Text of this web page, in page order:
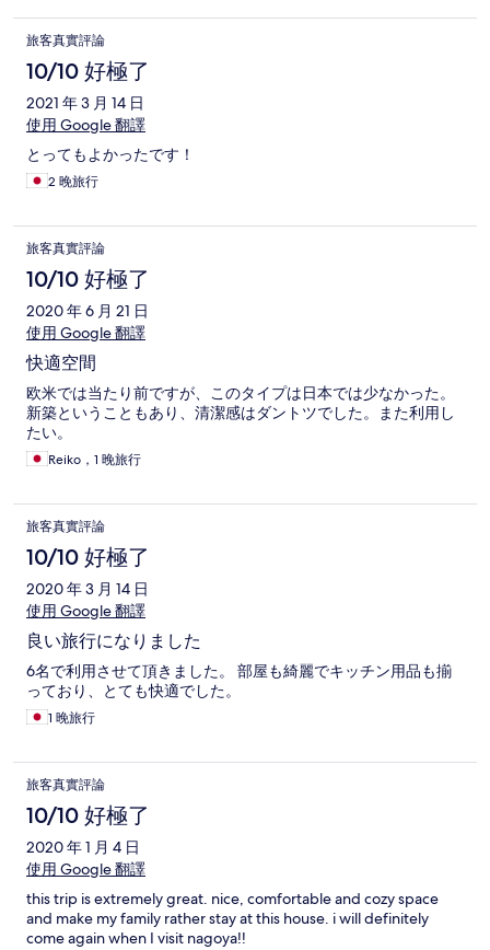
旅客真實評論
10/10 好極了
2021 年 3 月 14 日
使用 Google 翻譯
とってもよかったです！
2 晚旅行
旅客真實評論
10/10 好極了
2020 年 6 月 21 日
使用 Google 翻譯
快適空間
欧米では当たり前ですが、このタイプは日本では少なかった。
新築ということもあり、清潔感はダントツでした。また利用し
たい。
Reiko，1 晚旅行
旅客真實評論
10/10 好極了
2020 年 3 月 14 日
使用 Google 翻譯
良い旅行になりました
6名で利用させて頂きました。 部屋も綺麗でキッチン用品も揃
っており、とても快適でした。
1 晚旅行
旅客真實評論
10/10 好極了
2020 年 1 月 4 日
使用 Google 翻譯
this trip is extremely great. nice, comfortable and cozy space
and make my family rather stay at this house. i will definitely
come again when I visit nagoya!!